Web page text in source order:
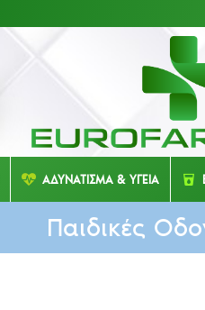
ΑΔΥΝΑΤΙΣΜΑ & ΥΓΕΙΑ
Παιδικές